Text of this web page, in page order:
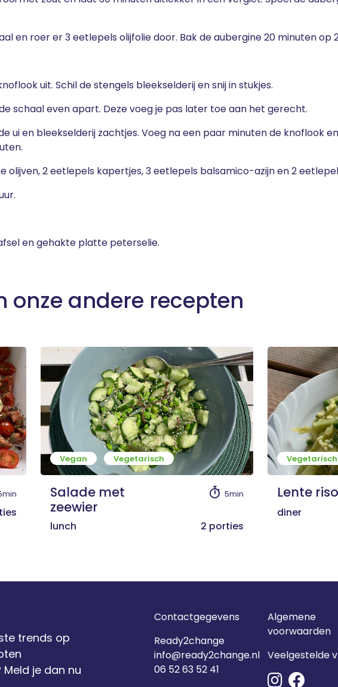
en roer er 3 eetlepels olijfolie door. Bak de aubergine 20 minuten op
uit. Schil de stengels bleekselderij en snij in stukjes.
schaal even apart. Deze voeg je pas later toe aan het gerecht.
ui en bleekselderij zachtjes. Voeg na een paar minuten de knoflook
olijven, 2 eetlepels kapertjes, 3 eetlepels balsamico-azijn en 2
en gehakte platte peterselie.
onze andere recepten
Vegan Vegetarisch
Salade met
zeewier
5min
lunch 2 porties
Vegetarisch
Lente
diner
trends op
je dan nu
Contactgegevens
Ready2change
info@ready2change.nl
06 52 63 52 41
Algemene
voorwaarden
Veelgestelde